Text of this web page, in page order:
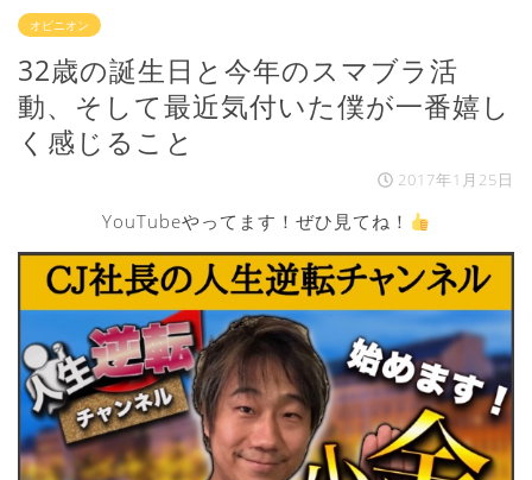
オピニオン
32歳の誕生日と今年のスマブラ活
動、そして最近気付いた僕が一番嬉し
く感じること
2017年1月25日
YouTubeやってます！ぜひ見てね！